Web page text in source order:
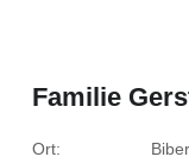
Familie
Ort: